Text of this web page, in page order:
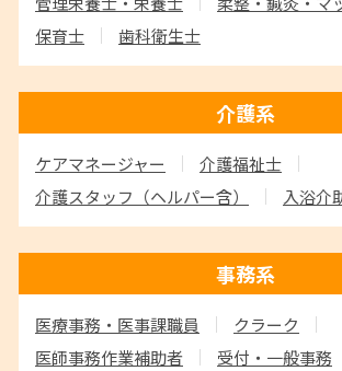
保育士
歯科衛生士
介護系
ケアマネージャー
介護福祉士
介護スタッフ （ヘルパー含） 入浴介
事務系
医療事務・医事課職員
クラーク
医師事務作業補助者
受付・一般事務